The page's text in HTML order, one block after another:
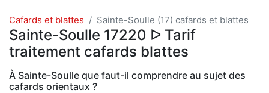
Cafards et blattes Sainte-Soulle (17) cafards et blattes
Sainte-Soulle 17220 ᐅ Tarif
traitement cafards blattes
À Sainte-Soulle que faut-il comprendre au sujet des
cafards orientaux ?